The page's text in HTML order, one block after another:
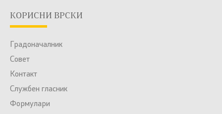
КОРИСНИ ВРСКИ
Градоначалник
Совет
Контакт
Службен гласник
Формулари